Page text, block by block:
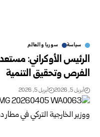
سياسة سوريا والعالم
الرئيس الأوكراني:
الفرص وتحقيق التنمية
أبريل 5, 2026 أبريل 5, 2026